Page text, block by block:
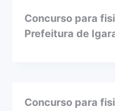
Concurso para
Prefeitura de
Concurso para